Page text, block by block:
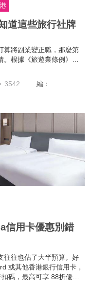
道這些旅行社牌
算將副業變正職，那麼第
根據《旅遊業條例》第
遊業監管局申請並持有有
就不能經營！
3542
編：
信用卡優惠別錯
往往也佔了大半預算。好
或其他香港銀行信用卡，
碼，最高可享 88折優